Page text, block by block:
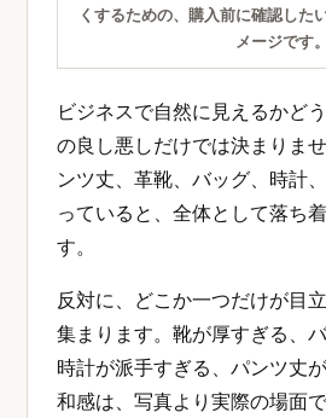
くするための、購入前に確認した
メージです。
ビジネスで自然に見えるかど
の良し悪しだけでは決まりま
ンツ丈、革靴、バッグ、時計
っていると、全体として落ち
す。
反対に、どこか一つだけが目
集まります。靴が厚すぎる、
時計が派手すぎる、パンツ丈
和感は、写真より実際の場面